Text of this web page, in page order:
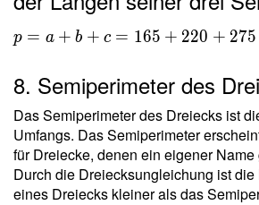
p = a + b + c = 165 + 220 + 275
8. Semiperimeter des
Das Semiperimeter des Dreiecks ist
Umfangs. Das Semiperimeter
für Dreiecke, denen ein eigener
Durch die Dreiecksungleichung ist
eines Dreiecks kleiner als das